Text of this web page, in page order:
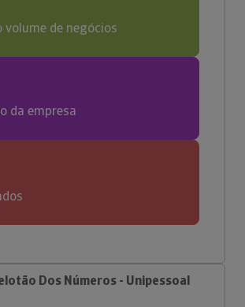
volume de negócios
da empresa
Dos Números - Unipessoal